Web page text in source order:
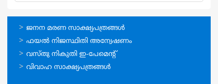
ഓണ്‍ലൈന്‍
സേവനങ്ങള്‍
ജനന മരണ സാക്ഷ്യപത്രങ്ങള്‍
ഫയല്‍ നിജസ്ഥിതി അന്വേഷണം
വസ്തു നികുതി ഇ-പേമെന്റ്
വിവാഹ സാക്ഷ്യപത്രങ്ങള്‍